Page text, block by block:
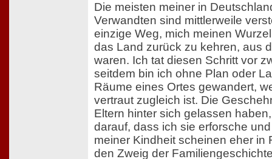
Die meisten meiner in
Verwandten sind mittlerweile
einzige Weg, mich meinen
das Land zurück zu kehren, aus
waren. Ich tat diesen Schritt vor
seitdem bin ich ohne Plan oder
Räume eines Ortes gewandert,
vertraut zugleich ist. Die
Eltern hinter sich gelassen
darauf, dass ich sie erforsche
meiner Kindheit scheinen eher in
den Zweig der